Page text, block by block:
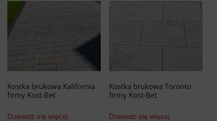
Kostka brukowa Kalifornia
firmy Kost-Bet
Dowiedz się więcej
Kostka brukowa Toronto
firmy Kost-Bet
Dowiedz się więcej